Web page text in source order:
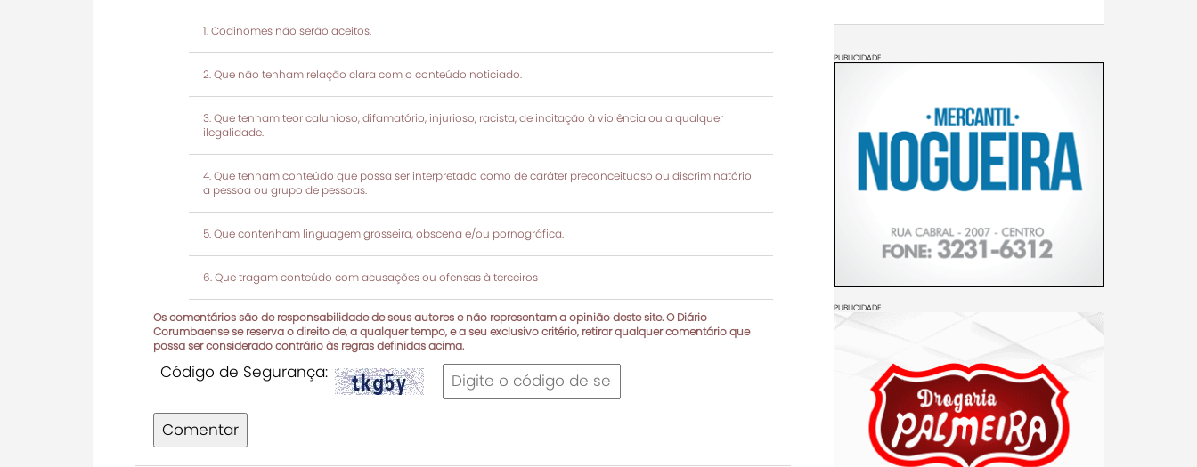
Codinomes não serão aceitos.
Que não tenham relação clara com o conteúdo noticiado.
Que tenham teor calunioso, difamatório, injurioso, racista, de incitação à violência ou a qualquer
ilegalidade.
Que tenham conteúdo que possa ser interpretado como de caráter preconceituoso ou discriminatório
a pessoa ou grupo de pessoas.
Que contenham linguagem grosseira, obscena e/ou pornográfica.
Que tragam conteúdo com acusações ou ofensas à terceiros
Os comentários são de responsabilidade de seus autores e não representam a opinião deste site. O Diário
Corumbaense se reserva o direito de, a qualquer tempo, e a seu exclusivo critério, retirar qualquer comentário que
possa ser considerado contrário às regras definidas acima.
Código de Segurança:
Comentar
PUBLICIDADE
PUBLICIDADE